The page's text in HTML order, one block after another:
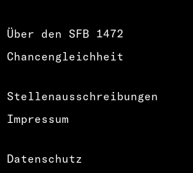
Über den SFB 1472
Chancengleichheit
Stellenausschreibungen
Impressum
Datenschutz